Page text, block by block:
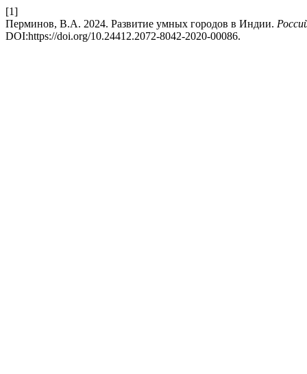
[1]
Перминов, В.А. 2024. Развитие умных городов в Индии.
DOI:https://doi.org/10.24412.2072-8042-2020-00086.